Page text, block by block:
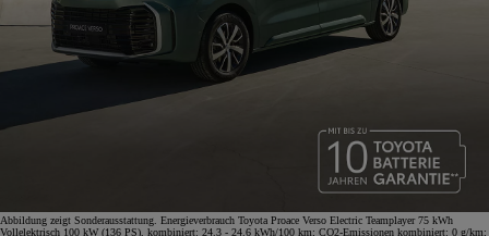
Abbildung zeigt Sonderausstattung. Energieverbrauch Toyota Proace Verso Electric Teamplayer 75 kWh
Vollelektrisch 100 kW (136 PS), kombiniert: 24.3 - 24.6 kWh/100 km; CO2-Emissionen kombiniert: 0 g/km;